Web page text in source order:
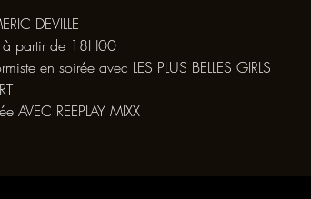
DEVILLE
à partir de 18H00
en soirée avec LES PLUS BELLES GIRLS
AVEC REEPLAY MIXX